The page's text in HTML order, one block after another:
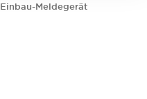
Einbau-Meldegerät